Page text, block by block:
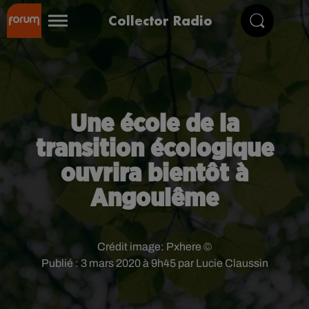
Collector Radio
Une école de la
transition écologique
ouvrira bientôt à
Angoulême
Publié : 3 mars 2020 à 9h45 par Lucie Claussin
Crédit image: Pxhere ©